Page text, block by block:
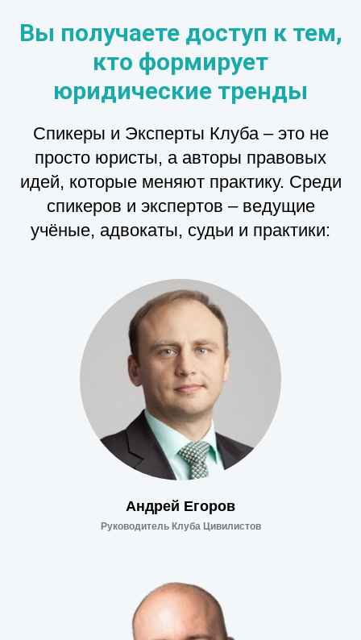
Вы получаете доступ к тем,
кто формирует
юридические тренды
Спикеры и Эксперты Клуба – это не
просто юристы, а авторы правовых
идей, которые меняют практику. Среди
спикеров и экспертов – ведущие
учёные, адвокаты, судьи и практики:
Андрей Егоров
Руководитель Клуба Цивилистов